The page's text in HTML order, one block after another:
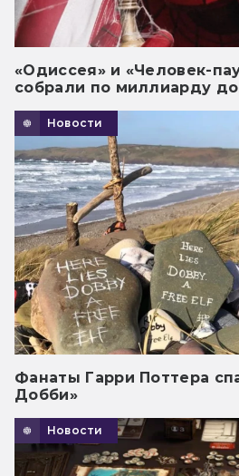
«Одиссея» и «Человек-
собрали по миллиарду
Новости
Фанаты Гарри Поттера
Добби»
Новости